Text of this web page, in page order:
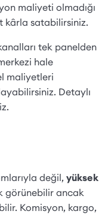
maliyeti olmadığı
kârla satabilirsiniz.
tek panelden
hale
maliyetleri
Detaylı
değil, yüksek
görünebilir ancak
Komisyon, kargo,